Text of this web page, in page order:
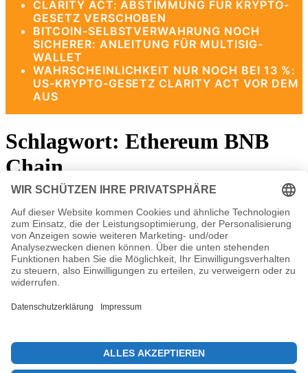
CLARITY ACT: ABSTIMMUNG FÜR KRYPTO-
GESETZ VERSCHOBEN
BITCOIN-SELBSTVERWAHRUNG NOCH
SICHERER: ANLEITUNG FÜR MULTISIG-
WALLET
WAHRSCHEINLICHKEIT NUR NOCH BEI 13 %:
US-KRYPTO-GESETZ CLARITY ACT VOR DEM
AUS
Schlagwort: Ethereum BNB
Chain
Chainlink Solana Integration: Ein neuer
Schritt in DeFi
20. Mai 2025
Die viel erwartete Chainlink Solana Integration ist ein
Technologie.Mit der Aktivierung des Cross-Chain
© 2026 KryptoInsights.de